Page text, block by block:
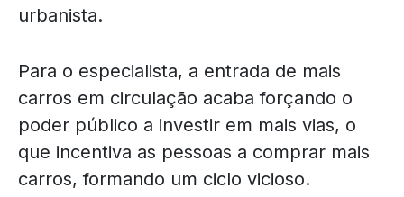
urbanista.
Para o especialista, a entrada de mais
carros em circulação acaba forçando o
poder público a investir em mais vias, o
que incentiva as pessoas a comprar mais
carros, formando um ciclo vicioso.